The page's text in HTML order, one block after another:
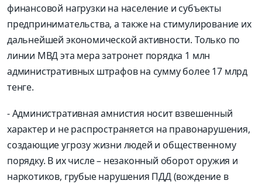
финансовой нагрузки на население и субъекты
предпринимательства, а также на стимулирование их
дальнейшей экономической активности. Только по
линии МВД эта мера затронет порядка 1 млн
административных штрафов на сумму более 17 млрд
тенге.
- Административная амнистия носит взвешенный
характер и не распространяется на правонарушения,
создающие угрозу жизни людей и общественному
порядку. В их числе – незаконный оборот оружия и
наркотиков, грубые нарушения ПДД (вождение в